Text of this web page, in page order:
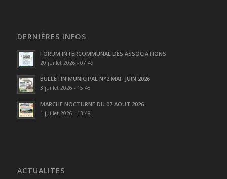
DERNIÈRES INFOS
FORUM INTERCOMMUNAL DES ASSOCIATIONS
20 juillet 2026 - 07:49
BULLETIN MUNICIPAL N°2 MAI- JUIN 2026
3 juillet 2026 - 15:48
MARCHE NOCTURNE DU 07 AOUT 2026
1 juillet 2026 - 13:48
ACTUALITES